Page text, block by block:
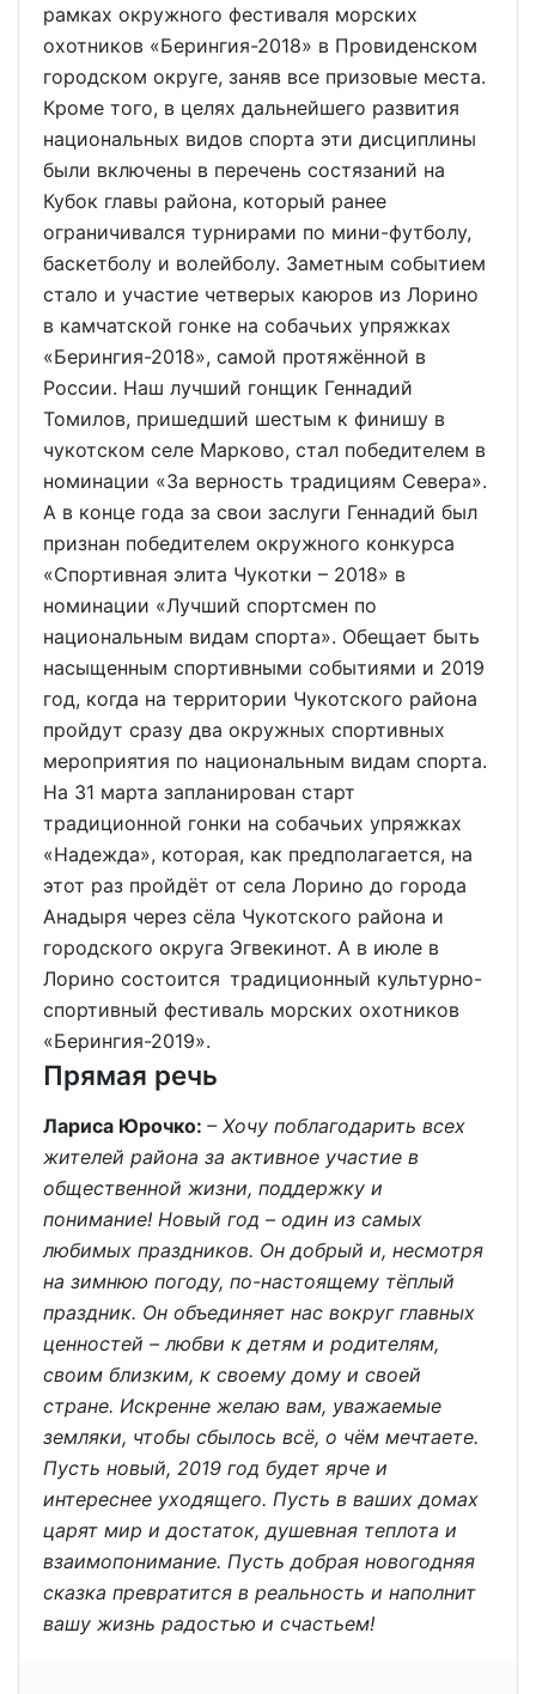
рамках окружного фестиваля морских
охотников «Берингия-2018» в Провиденском
городском округе, заняв все призовые места.
Кроме того, в целях дальнейшего развития
национальных видов спорта эти дисциплины
были включены в перечень состязаний на
Кубок главы района, который ранее
ограничивался турнирами по мини-футболу,
баскетболу и волейболу. Заметным событием
стало и участие четверых каюров из Лорино
в камчатской гонке на собачьих упряжках
«Берингия-2018», самой протяжённой в
России. Наш лучший гонщик Геннадий
Томилов, пришедший шестым к финишу в
чукотском селе Марково, стал победителем в
номинации «За верность традициям Севера».
А в конце года за свои заслуги Геннадий был
признан победителем окружного конкурса
«Спортивная элита Чукотки – 2018» в
номинации «Лучший спортсмен по
национальным видам спорта». Обещает быть
насыщенным спортивными событиями и 2019
год, когда на территории Чукотского района
пройдут сразу два окружных спортивных
мероприятия по национальным видам спорта.
На 31 марта запланирован старт
традиционной гонки на собачьих упряжках
«Надежда», которая, как предполагается, на
этот раз пройдёт от села Лорино до города
Анадыря через сёла Чукотского района и
городского округа Эгвекинот. А в июле в
Лорино состоится традиционный культурно-
спортивный фестиваль морских охотников
«Берингия-2019».
Прямая речь
Лариса Юрочко: – Хочу поблагодарить всех
жителей района за активное участие в
общественной жизни, поддержку и
понимание! Новый год – один из самых
любимых праздников. Он добрый и, несмотря
на зимнюю погоду, по-настоящему тёплый
праздник. Он объединяет нас вокруг главных
ценностей – любви к детям и родителям,
своим близким, к своему дому и своей
стране. Искренне желаю вам, уважаемые
земляки, чтобы сбылось всё, о чём мечтаете.
Пусть новый, 2019 год будет ярче и
интереснее уходящего. Пусть в ваших домах
царят мир и достаток, душевная теплота и
взаимопонимание. Пусть добрая новогодняя
сказка превратится в реальность и наполнит
вашу жизнь радостью и счастьем!